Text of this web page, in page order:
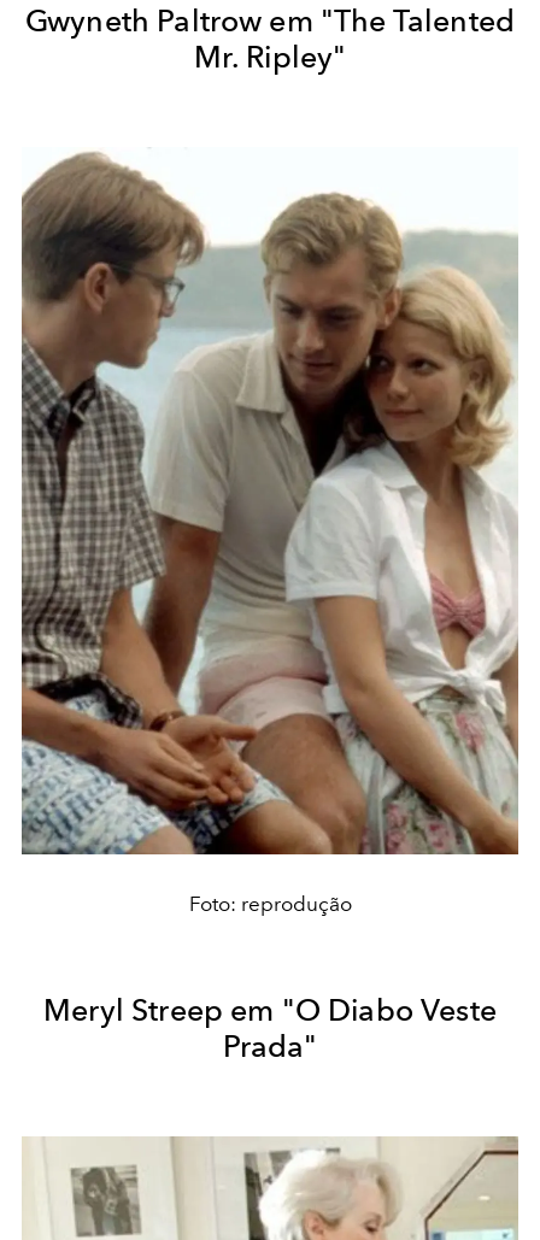
Gwyneth Paltrow em "The Talented
Mr. Ripley"
Foto: reprodução
Meryl Streep em "O Diabo Veste
Prada"